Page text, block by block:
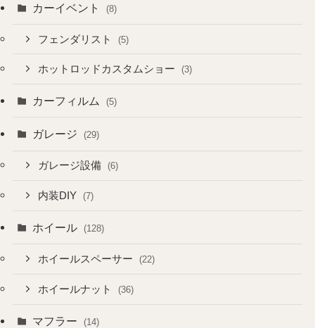
カーイベント (8)
フェンダリスト (5)
ホットロッドカスタムショー (3)
カーフィルム (5)
ガレージ (29)
ガレージ設備 (6)
内装DIY (7)
ホイール (128)
ホイールスペーサー (22)
ホイールナット (36)
マフラー (14)